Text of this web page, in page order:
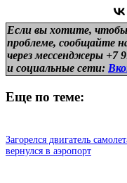
Если вы хотите,
проблеме, сообщайте
через мессенджеры +7
и социальные сети:
Еще по теме:
Загорелся двигатель
вернулся в аэропорт